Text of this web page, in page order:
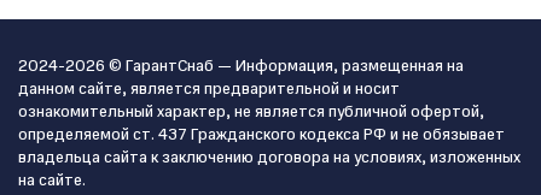
2024-2026 © ГарантСнаб — Информация, размещенная на
данном сайте, является предварительной и носит
ознакомительный характер, не является публичной офертой,
определяемой ст. 437 Гражданского кодекса РФ и не обязывает
владельца сайта к заключению договора на условиях, изложенных
на сайте.